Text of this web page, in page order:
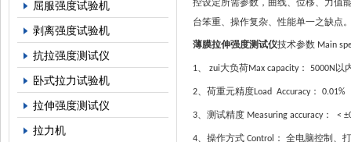
屈服强度试验机
剥离强度试验机
抗拉强度测试仪
卧式拉力试验机
拉伸强度测试仪
拉力机
控设定所需参数，曲线、位移、力值
台笨重、操作复杂、性能单一之缺点
薄膜拉伸强度测试仪技术参数 Main
1、 zui大负荷Max capacity： 5000N 以
2、 荷重元精度Load Accuracy： 0.01%
3、测试精度 Measuring accuracy： <
4、操作方式 Control ： 全电脑控制、